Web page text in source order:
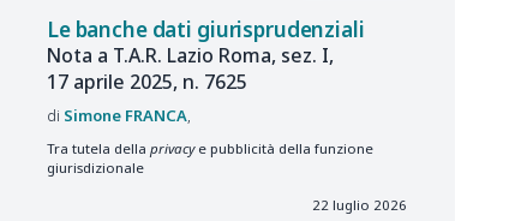
Le banche dati giurisprudenziali
Nota a T.A.R. Lazio Roma, sez. I,
17 aprile 2025, n. 7625
Simone FRANCA
Tra tutela della privacye pubblicità della funzione
giurisdizionale
22 luglio 2026